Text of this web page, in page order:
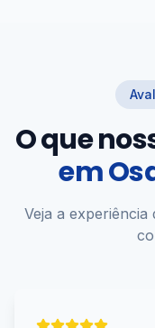
O que
em
Veja a